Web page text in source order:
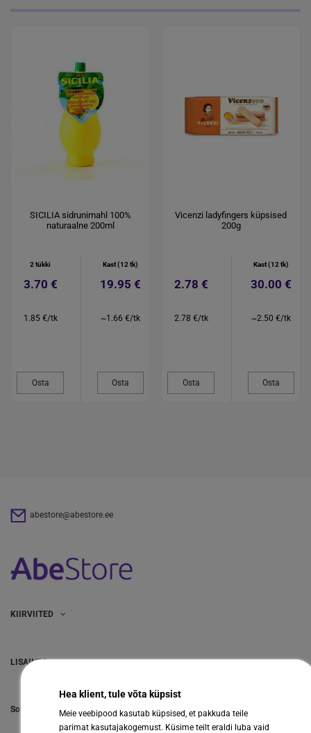
SICILIA sidrunimahl 100%
naturaalne 200ml
2 tükki
3.70 €
1.85 €/tk
Osta
Kast (12 tk)
19.95 €
~1.66 €/tk
Osta
Vicenzi ladyfingers küpsised
200g
2.78 €
2.78 €/tk
Osta
Kast (12 tk)
30.00 €
~2.50 €/tk
Osta
abestore@abestore.ee
KIIRVIITED
LISAINFO
Hea klient, tule võta küpsist
Meie veebipood kasutab küpsised, et pakkuda teile
parimat kasutajakogemust. Küsime teilt eraldi luba vaid
Sotsiaalmeedia